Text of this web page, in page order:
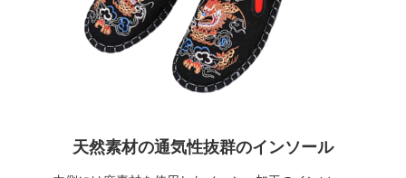
天然素材の通気性抜群のインソール